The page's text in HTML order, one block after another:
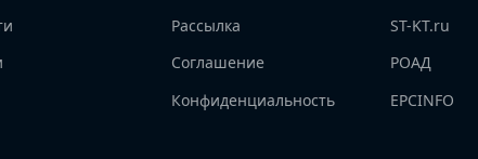
Рассылка
Соглашение
Конфиденциальность
ST-KT.ru
РОАД
EPCINFO